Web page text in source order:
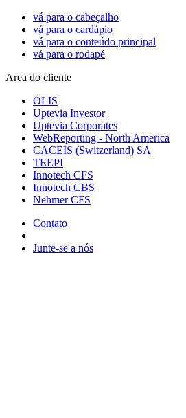
vá para o cabeçalho
vá para o cardápio
vá para o conteúdo principal
vá para o rodapé
Area do cliente
OLIS
Uptevia Investor
Uptevia Corporates
WebReporting - North America
CACEIS (Switzerland) SA
TEEPI
Innotech CFS
Innotech CBS
Nehmer CFS
Contato
Junte-se a nós